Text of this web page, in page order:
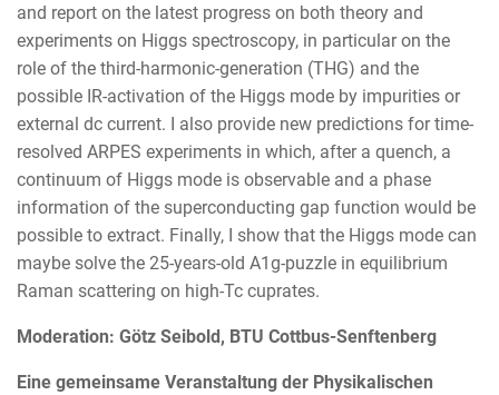
and report on the latest progress on both theory and
experiments on Higgs spectroscopy, in particular on the
role of the third-harmonic-generation (THG) and the
possible IR-activation of the Higgs mode by impurities or
external dc current. I also provide new predictions for time-
resolved ARPES experiments in which, after a quench, a
continuum of Higgs mode is observable and a phase
information of the superconducting gap function would be
possible to extract. Finally, I show that the Higgs mode can
maybe solve the 25-years-old A1g-puzzle in equilibrium
Raman scattering on high-Tc cuprates.
Moderation: Götz Seibold, BTU Cottbus-Senftenberg
Eine gemeinsame Veranstaltung der Physikalischen